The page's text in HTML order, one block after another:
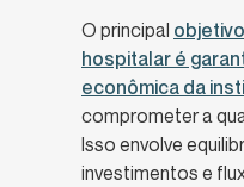
O principal
hospitalar é
econômica da
comprometer a
Isso envolve
investimentos e